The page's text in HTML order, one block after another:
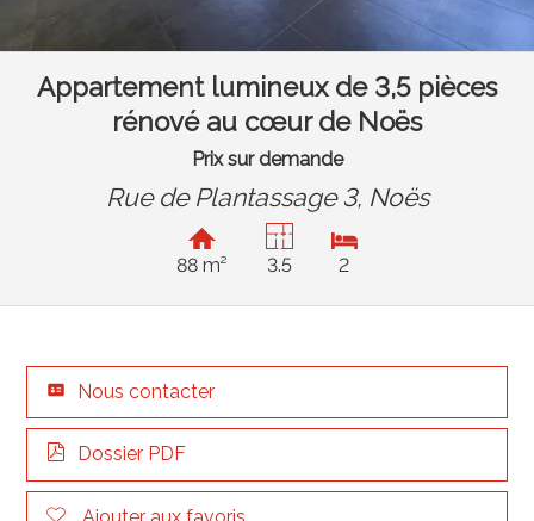
Appartement lumineux de 3,5 pièces
rénové au cœur de Noës
Prix sur demande
Rue de Plantassage 3, Noës
88 m² 3.5 2
Nous contacter
Dossier PDF